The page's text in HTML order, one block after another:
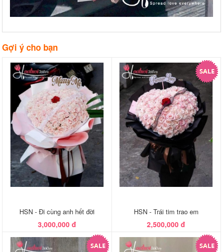
Gợi ý cho bạn
HSN - Đi cùng anh hết đời
3,000,000 đ
HSN - Trái tim trao em
2,500,000 đ